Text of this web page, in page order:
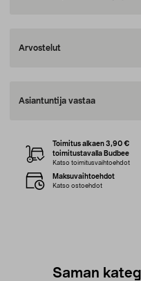
Arvostelut
Asiantuntija vastaa
Toimitus alkaen 3,90 €
toimitustavalla Budbee
Katso toimitusvaihtoehdot
Maksuvaihtoehdot
Katso ostoehdot
Saman